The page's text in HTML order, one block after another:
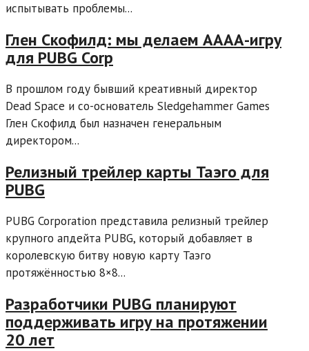
испытывать проблемы...
Глен Скофилд: мы делаем АААА-игру
для PUBG Corp
В прошлом году бывший креативный директор
Dead Space и со-основатель Sledgehammer Games
Глен Скофилд был назначен генеральным
директором...
Релизный трейлер карты Таэго для
PUBG
PUBG Corporation представила релизный трейлер
крупного апдейта PUBG, который добавляет в
королевскую битву новую карту Таэго
протяжённостью 8×8...
Разработчики PUBG планируют
поддерживать игру на протяжении
20 лет